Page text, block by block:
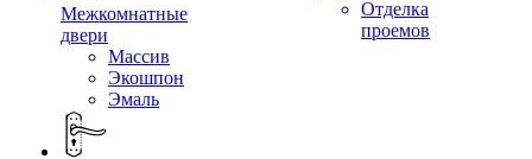
Межкомнатные
двери
Массив
Экошпон
Эмаль
Отделка
проемов